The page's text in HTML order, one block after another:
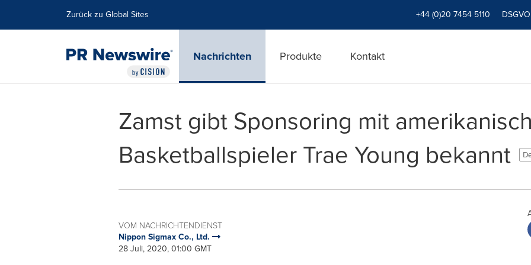
Zurück zu Global Sites +44 (0)20 7454 5110 DSGVO
Nachrichten Produkte Kontakt
Zamst gibt Sponsoring mit
Basketballspieler Trae Young bekannt
VOM NACHRICHTENDIENST
Nippon Sigmax Co., Ltd.
28 Juli, 2020, 01:00 GMT